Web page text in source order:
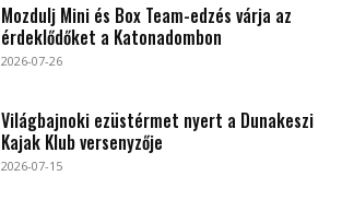
Mozdulj Mini és Box Team-edzés várja az
érdeklődőket a Katonadombon
2026-07-26
Világbajnoki ezüstérmet nyert a Dunakeszi
Kajak Klub versenyzője
2026-07-15